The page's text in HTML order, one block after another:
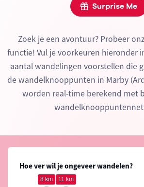
Surprise Me
Zoek je een avontuur? Probeer
functie! Vul je voorkeuren hieronder
aantal wandelingen voorstellen die
de wandelknooppunten in Marby
worden real-time berekend met
Hoe ver wil je ongeveer wandelen?
8 km 11 km